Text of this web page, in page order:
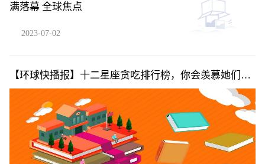
满落幕 全球焦点
2023-07-02
【环球快播报】十二星座贪吃排行榜，你会羡慕她们还
是嫉妒呢